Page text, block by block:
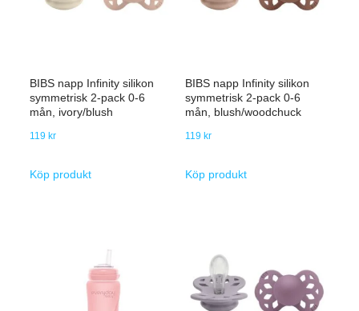
BIBS napp Infinity silikon
symmetrisk 2-pack 0-6
mån, ivory/blush
119 kr
Köp produkt
BIBS napp Infinity silikon
symmetrisk 2-pack 0-6
mån, blush/woodchuck
119 kr
Köp produkt